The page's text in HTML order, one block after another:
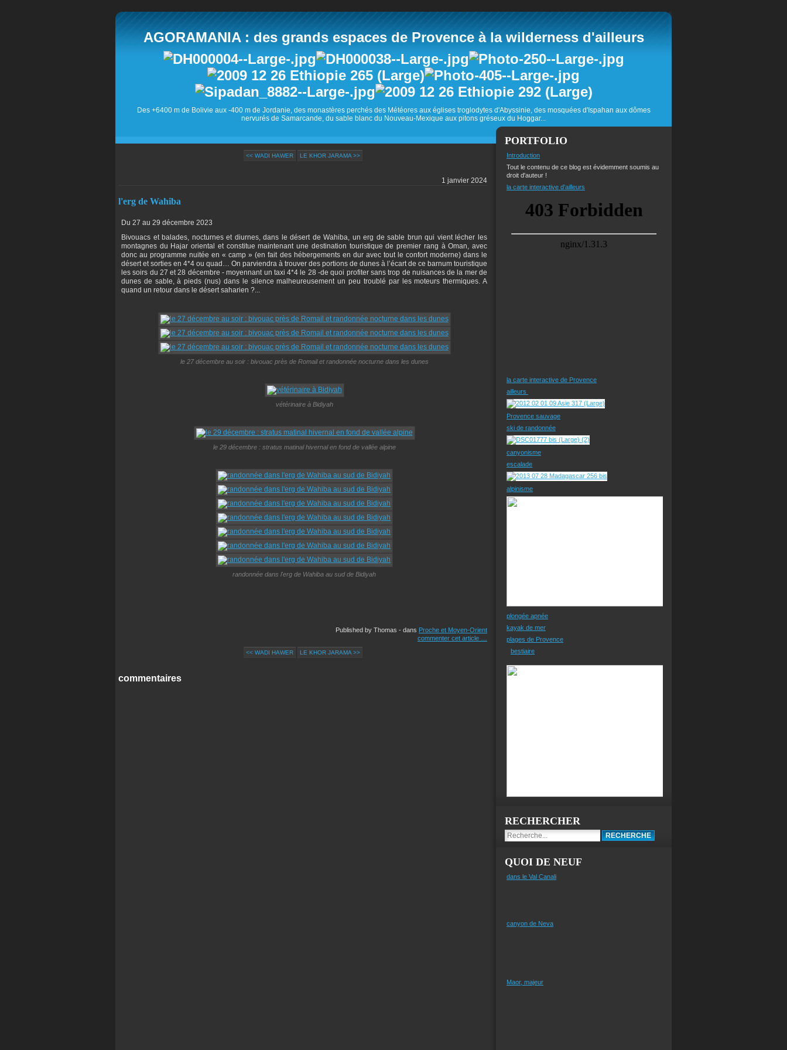
AGORAMANIA : des grands espaces de Provence à la wilderness d'ailleurs
Des +6400 m de Bolivie aux -400 m de Jordanie, des monastères perchés des Météores aux églises troglodytes d'Abyssinie, des mosquées d'Ispahan aux dômes
nervurés de Samarcande, du sable blanc du Nouveau-Mexique aux pitons gréseux du Hoggar...
<< WADI HAWER LE KHOR JARAMA >>
1 janvier 2024
l'erg de Wahiba
Du 27 au 29 décembre 2023
Bivouacs et balades, nocturnes et diurnes, dans le désert de Wahiba, un erg de sable brun qui vient lécher les
montagnes du Hajar oriental et constitue maintenant une destination touristique de premier rang à Oman, avec
donc au programme nuitée en « camp » (en fait des hébergements en dur avec tout le confort moderne) dans le
désert et sorties en 4*4 ou quad… On parviendra à trouver des portions de dunes à l’écart de ce barnum touristique
les soirs du 27 et 28 décembre - moyennant un taxi 4*4 le 28 -de quoi profiter sans trop de nuisances de la mer de
dunes de sable, à pieds (nus) dans le silence malheureusement un peu troublé par les moteurs thermiques. A
quand un retour dans le désert saharien ?...
le 27 décembre au soir : bivouac près de Romail et randonnée nocturne dans les dunes
vétérinaire à Bidiyah
le 29 décembre : stratus matinal hivernal en fond de vallée alpine
randonnée dans l'erg de Wahiba au sud de Bidiyah
Published by Thomas - dans Proche et Moyen-Orient
commenter cet article
<< WADI HAWER LE KHOR JARAMA >>
commentaires
PORTFOLIO
Introduction
Tout le contenu de ce blog est évidemment soumis au
droit d'auteur !
la carte interactive d'ailleurs
la carte interactive de Provence
ailleurs
Provence sauvage
ski de randonnée
canyonisme
escalade
alpinisme
plongée apnée
kayak de mer
plages de Provence
bestiaire
RECHERCHER
QUOI DE NEUF
dans le Val Canali
canyon de Neva
Maor, majeur